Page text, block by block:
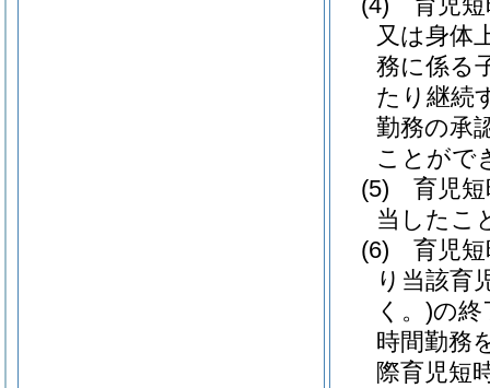
又は身体
務に係る
たり継続
勤務の承
ことがで
(5)
育児
当したこ
(6)
育児
り当該育
く。)の終
時間勤務
際育児短